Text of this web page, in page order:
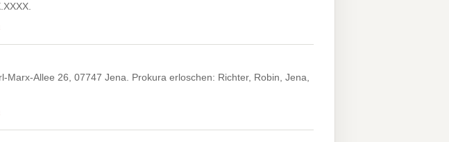
Marx-Allee 26, 07747 Jena. Prokura erloschen: Richter, Robin, Jena,